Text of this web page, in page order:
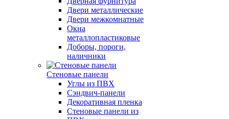
Двери металлические
Двери межкомнатные
Окна
металлопластиковые
Доборы, пороги,
наличники
Стеновые панели
Углы из ПВХ
Сэндвич-панели
Декоративная пленка
Стеновые панели из